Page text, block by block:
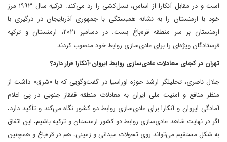
است و در مقابل آنکارا از اساس، نسل‌کشی را رد می‌کند. ترکیه سال ۱۹۹۳ مرز
خود با ارمنستان را به نشانه همبستگی با جمهوری آذربایجان در درگیری با
ارمنستان بر سر منطقه قره‌باغ بست. در دسامبر ۲۰۲۱، ارمنستان و ترکیه
فرستادگان ویژه‌ای را برای عادی‌سازی روابط خود منصوب کردند.
تهران در کجای معادلات عادی‌سازی روابط ایروان-آنکارا قرار دارد؟
جلال ناصری، تحلیلگر ارشد حوزه اوراسیا در گفت‌وگویی که با «شرق» داشت از
منظر منافع و امنیت ملی ایران به معادلات منطقه قفقاز جنوبی در پی اعلام
آمادگی ایروان و آنکارا برای عادی‌سازی روابط دو کشور نگاه می‌کند و تأکید دارد،
اگر در نهایت شاهد عادی‌سازی روابط دو کشور ارمنستان و ترکیه باشیم، این اتفاق
به شکل مستقیم می‌تواند روی تحولات میدانی و زمینی، هم در قره‌باغ و همچنین